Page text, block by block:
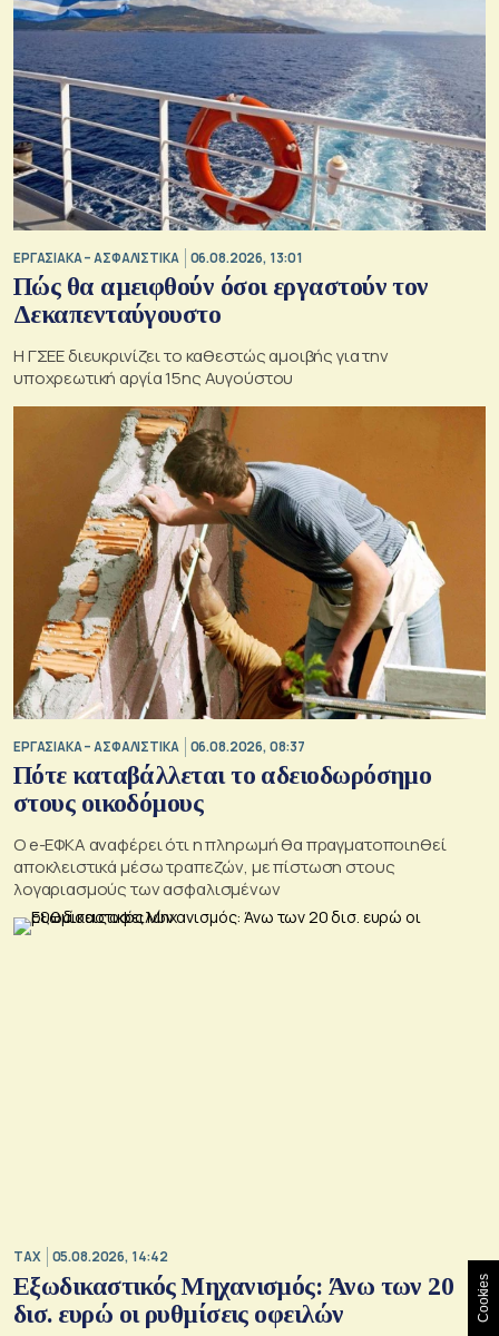
ΕΡΓΑΣΙΑΚΑ – ΑΣΦΑΛΙΣΤΙΚΑ 06.08.2026, 13:01
Πώς θα αμειφθούν όσοι εργαστούν τον
Δεκαπενταύγουστο
Η ΓΣΕΕ διευκρινίζει το καθεστώς αμοιβής για την
υποχρεωτική αργία 15ης Αυγούστου
ΕΡΓΑΣΙΑΚΑ – ΑΣΦΑΛΙΣΤΙΚΑ 06.08.2026, 08:37
Πότε καταβάλλεται το αδειοδωρόσημο
στους οικοδόμους
O e-ΕΦΚΑ αναφέρει ότι η πληρωμή θα πραγματοποιηθεί
αποκλειστικά μέσω τραπεζών, με πίστωση στους
λογαριασμούς των ασφαλισμένων
TAX 05.08.2026, 14:42
Εξωδικαστικός Μηχανισμός: Άνω των 20
δισ. ευρώ οι ρυθμίσεις οφειλών
Cookies